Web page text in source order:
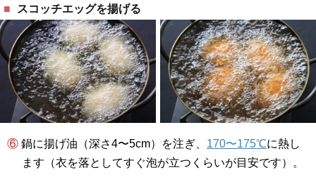
スコッチエッグを揚げる
⑥ 鍋に揚げ油（深さ4〜5cm）を注ぎ、 170〜175℃に熱し
ます（衣を落としてすぐ泡が立つくらいが目安です）。